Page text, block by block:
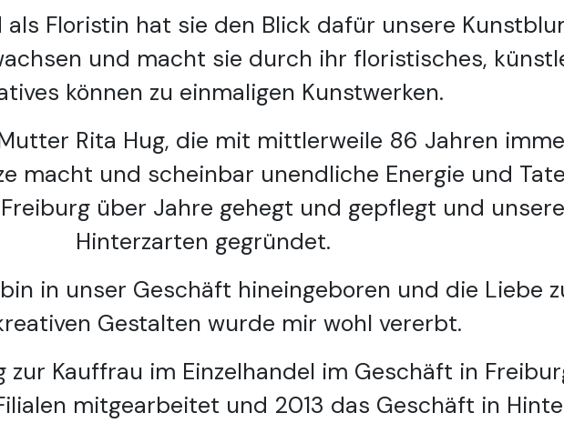
Floristin hat sie den Blick dafür unsere
und macht sie durch ihr floristisches,
können zu einmaligen Kunstwerken.
Rita Hug, die mit mittlerweile 86 Jahren
macht und scheinbar unendliche Energie und
über Jahre gehegt und gepflegt und
Hinterzarten gegründet.
in unser Geschäft hineingeboren und die Liebe
Gestalten wurde mir wohl vererbt.
Kauffrau im Einzelhandel im Geschäft in
mitgearbeitet und 2013 das Geschäft in